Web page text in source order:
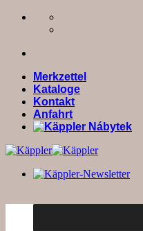
Zum
Merkzettel
Kataloge
Kontakt
Anfahrt